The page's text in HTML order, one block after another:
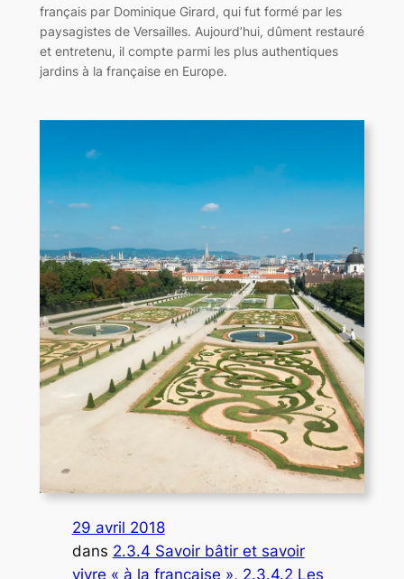
français par Dominique Girard, qui fut formé par les
paysagistes de Versailles. Aujourd’hui, dûment restauré
et entretenu, il compte parmi les plus authentiques
jardins à la française en Europe.
29 avril 2018
dans 2.3.4 Savoir bâtir et savoir
vivre « à la française », 2.3.4.2 Les